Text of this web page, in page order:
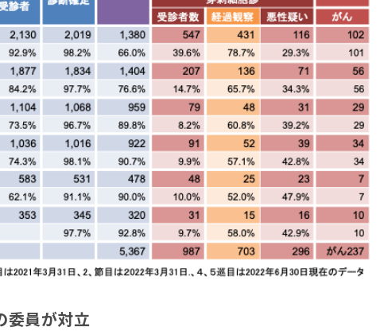
委員が対立